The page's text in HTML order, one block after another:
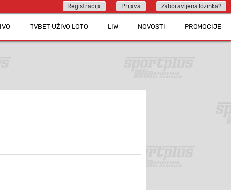
Registracija Prijava Zaboravljena lozinka?
TVBET UŽIVO LOTO LIW NOVOSTI PROMOCIJE